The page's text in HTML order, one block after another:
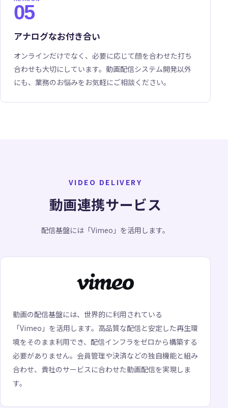
05
アナログなお付き合い
オンラインだけでなく、必要に応じて顔を合わせた打ち
合わせも大切にしています。動画配信システム開発以外
にも、業務のお悩みをお気軽にご相談ください。
VIDEO DELIVERY
動画連携サービス
配信基盤には「Vimeo」を活用します。
動画の配信基盤には、世界的に利用されている
「Vimeo」を活用します。高品質な配信と安定した再生環
境をそのまま利用でき、配信インフラをゼロから構築する
必要がありません。会員管理や決済などの独自機能と組み
合わせ、貴社のサービスに合わせた動画配信を実現しま
す。